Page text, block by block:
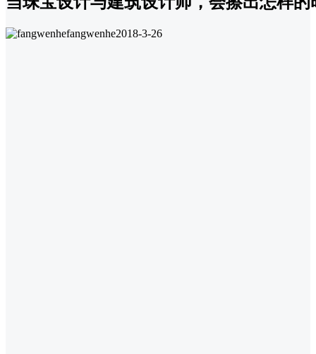
fangwenhe2018-3-26